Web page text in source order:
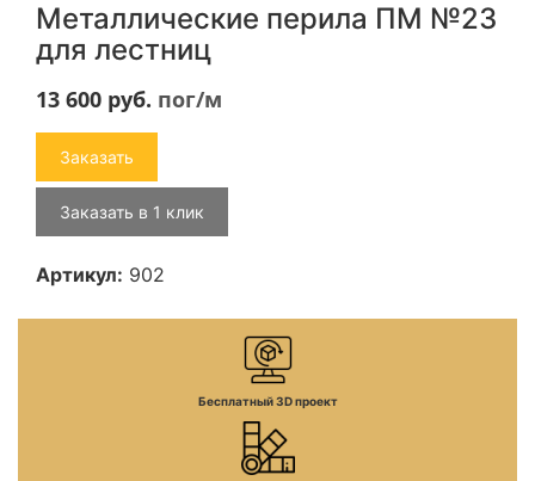
Металлические перила ПМ №23
для лестниц
13 600 руб. пог/м
Заказать
Заказать в 1 клик
Артикул: 902
Бесплатный 3D проект